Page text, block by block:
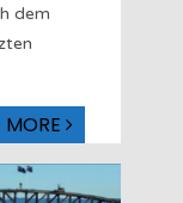
dem
MORE